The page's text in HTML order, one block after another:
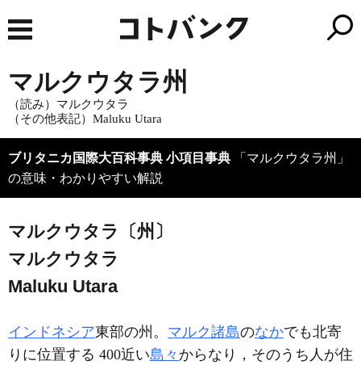
マルクウタラ州
（読み）マルクウタラ
（その他表記）Maluku Utara
ブリタニカ国際大百科事典 小項目事典 「マルクウタラ州」
の意味・わかりやすい解説
マルクウタラ〔州〕
マルクウタラ
Maluku Utara
インドネシア東部の州。 マルク諸島のなかでも北寄
りに位置する 400近い島々 からなり，そのうち人が住